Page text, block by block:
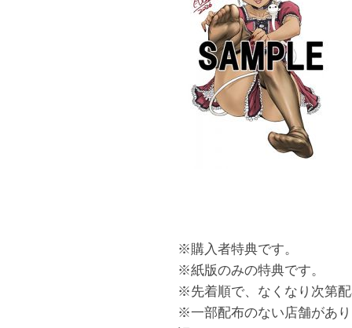
※購入者特典です。
※紙版のみの特典です。
※先着順で、なくなり次第
※一部配布のない店舗があ